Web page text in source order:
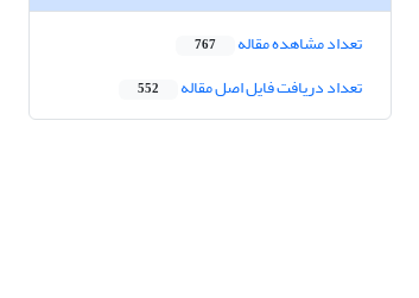
تعداد مشاهده مقاله 767
تعداد دریافت فایل اصل مقاله 552